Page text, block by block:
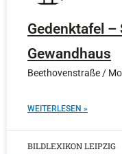
Gedenktafel
Gewandhaus
Beethovenstraße /
WEITERLESEN »
BILDLEXIKON LEIPZIG